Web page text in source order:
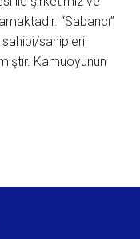
“Sabancı”
sahibi/sahipleri
Kamuoyunun